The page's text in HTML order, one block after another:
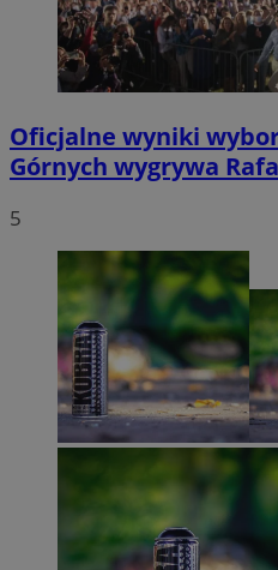
Oficjalne wyniki
Górnych wygrywa
5